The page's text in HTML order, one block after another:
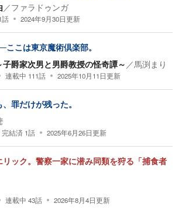
／ファラドゥンガ
話 2024年9月30日更新
こは東京魔術倶楽部。
爵家次男と男爵教授の怪奇譚～ ／馬渕まり
連載中 111話 2025年10月11日更新
罪だけが残った。
完結済 1話 2025年6月26日更新
リック。警察一家に潜み同類を狩る「捕食者
連載中 43話 2026年8月4日更新